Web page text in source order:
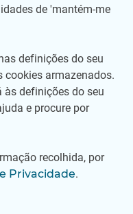
de 'mantém-me
definições do seu
cookies armazenados.
às definições do seu
e procure por
recolhida, por
Privacidade.